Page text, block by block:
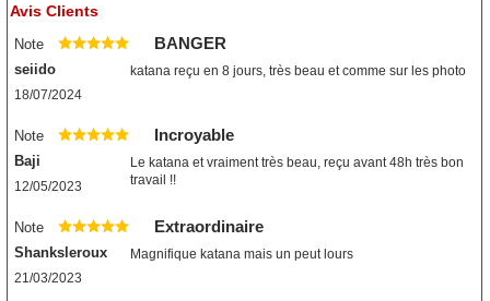
Avis Clients
Note BANGER
seiido
18/07/2024
katana reçu en 8 jours, très beau et comme sur les photo
Note Incroyable
Baji
12/05/2023
Le katana et vraiment très beau, reçu avant 48h très bon
travail !!
Note Extraordinaire
Shanksleroux
21/03/2023
Magnifique katana mais un peut lours